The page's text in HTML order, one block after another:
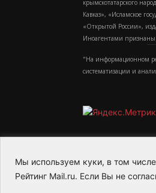
Мы используем куки, в том
Рейтинг Mail.ru. Если Вы не
крымскотатарского
Кавказ», «Исламское
«Открытой России»,
Иноагентами признаны
"На информационном
систематизации и
2015-2026-